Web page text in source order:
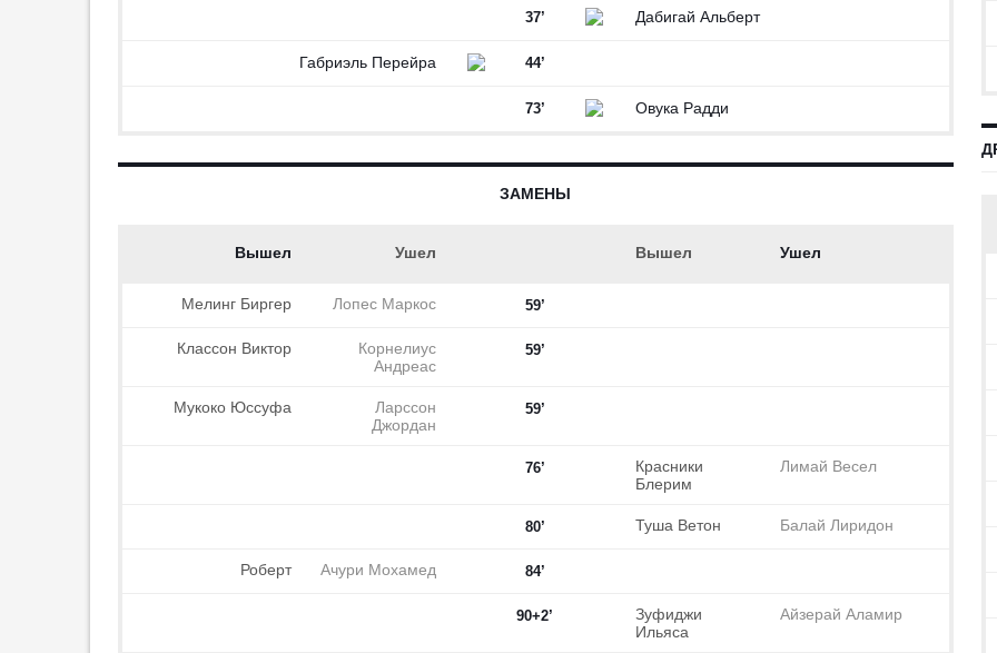
«Лидс» подписал Траффорда
1
«Сочи» отправится в
2
37’ Дабигай Альберт
Габриэль Перейра 44’
73’ Овука Радди
ЗАМЕНЫ
Вышел Ушел Вышел Ушел
Мелинг Биргер Лопес Маркос 59’
Классон Виктор
Корнелиус
Андреас
59’
Мукоко Юссуфа
Ларссон
Джордан
59’
76’
Красники
Блерим
Лимай Весел
80’ Туша Ветон Балай Лиридон
Роберт Ачури Мохамед 84’
90+2’
Зуфиджи
Ильяса
Айзерай Аламир